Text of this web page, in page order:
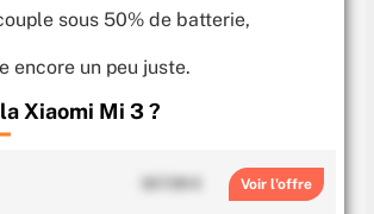
sous 50% de batterie,
encore un peu juste.
la Xiaomi Mi 3 ?
Voir